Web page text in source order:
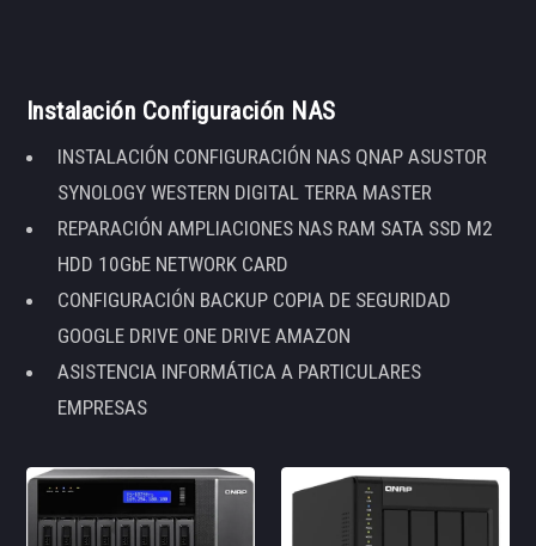
Instalación Configuración NAS
INSTALACIÓN CONFIGURACIÓN NAS QNAP ASUSTOR
SYNOLOGY WESTERN DIGITAL TERRA MASTER
REPARACIÓN AMPLIACIONES NAS RAM SATA SSD M2
HDD 10GbE NETWORK CARD
CONFIGURACIÓN BACKUP COPIA DE SEGURIDAD
GOOGLE DRIVE ONE DRIVE AMAZON
ASISTENCIA INFORMÁTICA A PARTICULARES
EMPRESAS